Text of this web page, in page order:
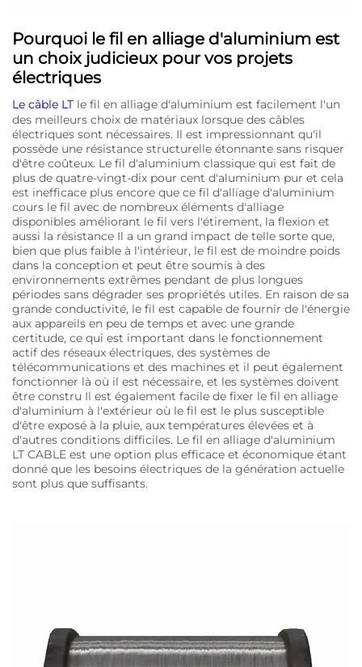
Pourquoi le fil en alliage d'aluminium est
un choix judicieux pour vos projets
électriques
Le câble LT le fil en alliage d'aluminium est facilement l'un
des meilleurs choix de matériaux lorsque des câbles
électriques sont nécessaires. Il est impressionnant qu'il
possède une résistance structurelle étonnante sans risquer
d'être coûteux. Le fil d'aluminium classique qui est fait de
plus de quatre-vingt-dix pour cent d'aluminium pur et cela
est inefficace plus encore que ce fil d'alliage d'aluminium
cours le fil avec de nombreux éléments d'alliage
disponibles améliorant le fil vers l'étirement, la flexion et
aussi la résistance Il a un grand impact de telle sorte que,
bien que plus faible à l'intérieur, le fil est de moindre poids
dans la conception et peut être soumis à des
environnements extrêmes pendant de plus longues
périodes sans dégrader ses propriétés utiles. En raison de sa
grande conductivité, le fil est capable de fournir de l'énergie
aux appareils en peu de temps et avec une grande
certitude, ce qui est important dans le fonctionnement
actif des réseaux électriques, des systèmes de
télécommunications et des machines et il peut également
fonctionner là où il est nécessaire, et les systèmes doivent
être constru Il est également facile de fixer le fil en alliage
d'aluminium à l'extérieur où le fil est le plus susceptible
d'être exposé à la pluie, aux températures élevées et à
d'autres conditions difficiles. Le fil en alliage d'aluminium
LT CABLE est une option plus efficace et économique étant
donné que les besoins électriques de la génération actuelle
sont plus que suffisants.